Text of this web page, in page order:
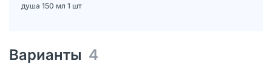
душа 150 мл 1 шт
Варианты 4